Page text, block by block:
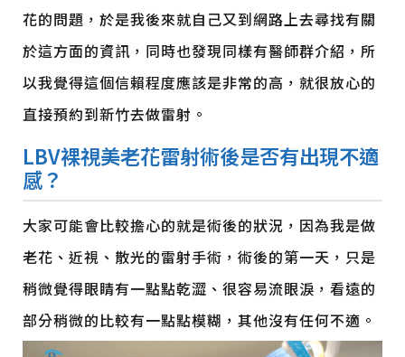
花的問題，於是我後來就自己又到網路上去尋找有關
於這方面的資訊，同時也發現同樣有醫師群介紹，所
以我覺得這個信賴程度應該是非常的高，就很放心的
直接預約到新竹去做雷射。
LBV裸視美老花雷射術後是否有出現不適
感？
大家可能會比較擔心的就是術後的狀況，因為我是做
老花、近視、散光的雷射手術，術後的第一天，只是
稍微覺得眼睛有一點點乾澀、很容易流眼淚，看遠的
部分稍微的比較有一點點模糊，其他沒有任何不適。